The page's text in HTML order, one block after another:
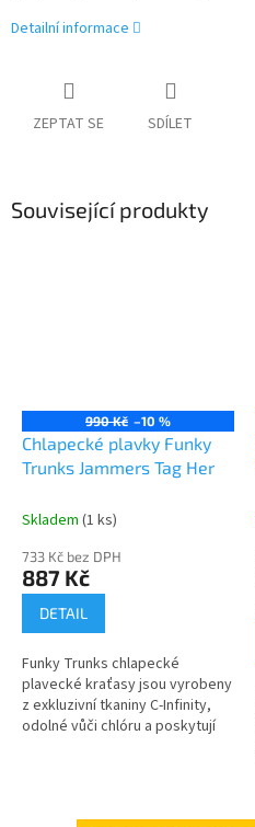
Detailní informace
ZEPTAT SE SDÍLET
Související produkty
990 Kč –10 %
Chlapecké plavky Funky
Trunks Jammers Tag Her
Skladem (1 ks)
733 Kč bez DPH
887 Kč
DETAIL
Funky Trunks chlapecké
plavecké kraťasy jsou vyrobeny
z exkluzivní tkaniny C-Infinity,
odolné vůči chlóru a poskytují